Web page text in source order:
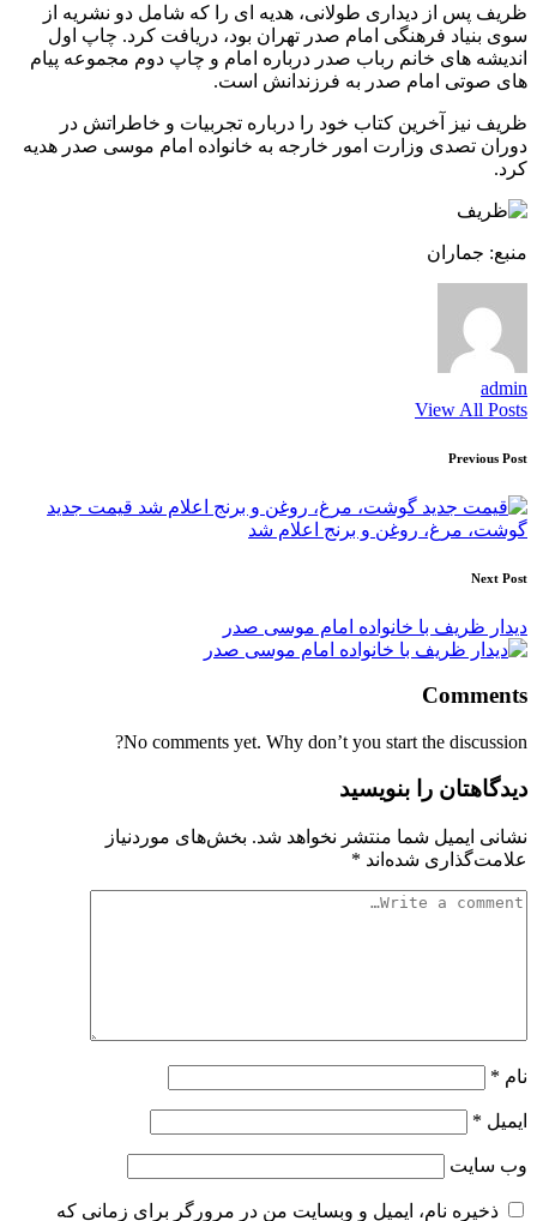
ظریف پس از دیداری طولانی، هدیه ای را که شامل دو نشریه از
سوی بنیاد فرهنگی امام صدر تهران بود، دریافت کرد. چاپ اول
اندیشه های خانم رباب صدر درباره امام و چاپ دوم مجموعه پیام
های صوتی امام صدر به فرزندانش است.
ظریف نیز آخرین کتاب خود را درباره تجربیات و خاطراتش در
دوران تصدی وزارت امور خارجه به خانواده امام موسی صدر هدیه
کرد.
منبع: جماران
admin
View All Posts
Post
navigation
Previous Post
قیمت جدید
گوشت، مرغ، روغن و برنج اعلام شد
Next Post
دیدار ظریف با خانواده امام موسی صدر
Comments
No comments yet. Why don’t you start the discussion?
دیدگاهتان را بنویسید
نشانی ایمیل شما منتشر نخواهد شد. بخش‌های موردنیاز
علامت‌گذاری شده‌اند *
نام *
ایمیل *
وب‌ سایت
ذخیره نام، ایمیل و وبسایت من در مرورگر برای زمانی که